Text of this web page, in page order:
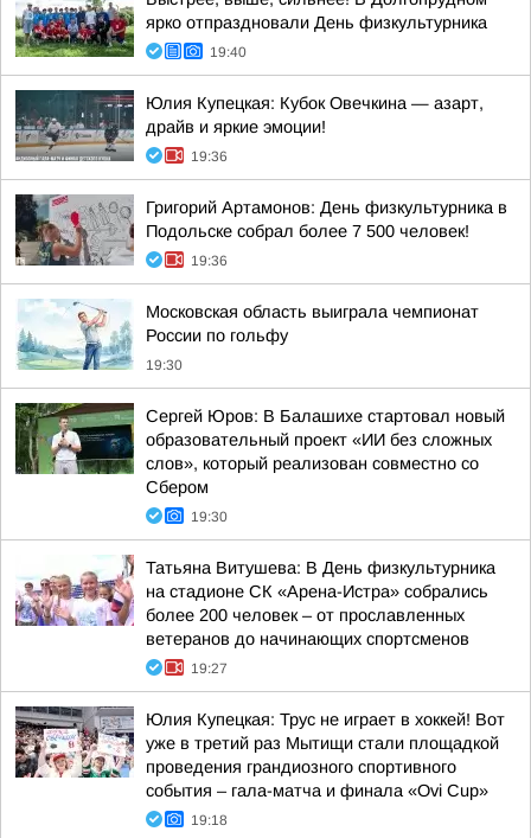
ярко отпраздновали День физкультурника
19:40
Юлия Купецкая: Кубок Овечкина — азарт,
драйв и яркие эмоции!
19:36
Григорий Артамонов: День физкультурника в
Подольске собрал более 7 500 человек!
19:36
Московская область выиграла чемпионат
России по гольфу
19:30
Сергей Юров: В Балашихе стартовал новый
образовательный проект «ИИ без сложных
слов», который реализован совместно со
Сбером
19:30
Татьяна Витушева: В День физкультурника
на стадионе СК «Арена-Истра» собрались
более 200 человек – от прославленных
ветеранов до начинающих спортсменов
19:27
Юлия Купецкая: Трус не играет в хоккей! Вот
уже в третий раз Мытищи стали площадкой
проведения грандиозного спортивного
события – гала-матча и финала «Ovi Cup»
19:18